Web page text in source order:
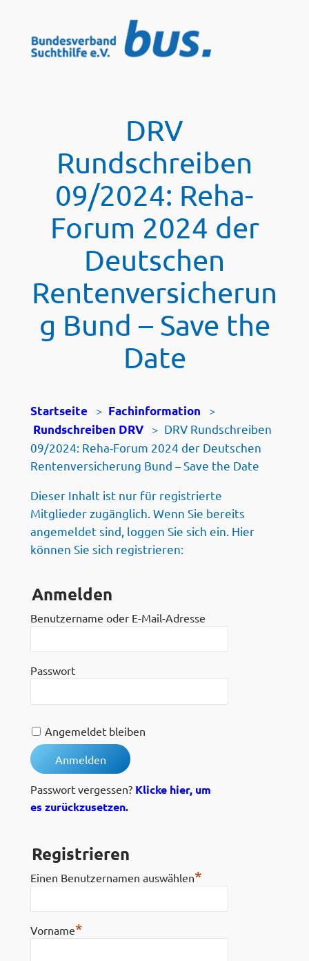
springen
DRV
Rundschreiben
09/2024: Reha-
Forum 2024 der
Deutschen
Rentenversicherun
g Bund – Save the
Date
Startseite> Fachinformation >
Rundschreiben DRV> DRV Rundschreiben
09/2024: Reha-Forum 2024 der Deutschen
Rentenversicherung Bund – Save the Date
Dieser Inhalt ist nur für registrierte
Mitglieder zugänglich. Wenn Sie bereits
angemeldet sind, loggen Sie sich ein. Hier
können Sie sich registrieren:
Anmelden
Benutzername oder E-Mail-Adresse
Passwort
Angemeldet bleiben
Passwort vergessen? Klicke hier, um
es zurückzusetzen.
Registrieren
Einen Benutzernamen auswählen*
Vorname*